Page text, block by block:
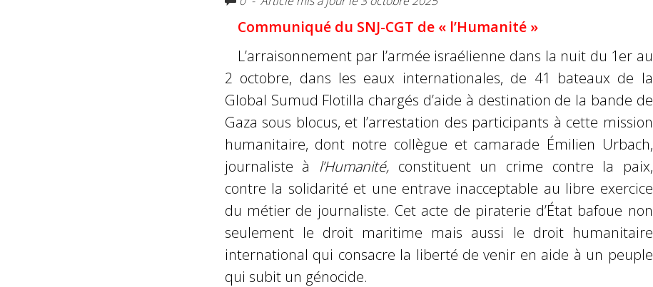
Communiqué du SNJ-CGT de « l’Humanité »
L’arraisonnement par l’armée israélienne dans la nuit du 1er au
2 octobre, dans les eaux internationales, de 41 bateaux de la
Global Sumud Flotilla chargés d’aide à destination de la bande de
Gaza sous blocus, et l’arrestation des participants à cette mission
humanitaire, dont notre collègue et camarade Émilien Urbach,
journaliste à l’Humanité, constituent un crime contre la paix,
contre la solidarité et une entrave inacceptable au libre exercice
du métier de journaliste. Cet acte de piraterie d’État bafoue non
seulement le droit maritime mais aussi le droit humanitaire
international qui consacre la liberté de venir en aide à un peuple
qui subit un génocide.